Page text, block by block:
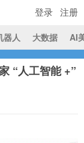
器人 大数据 AI
登录 注册
“人工智能 +”